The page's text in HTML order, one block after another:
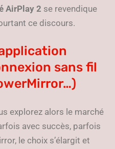
AirPlay 2 se revendique
ce discours.
sans fil
explorez alors le marché
avec succès, parfois
le choix s’élargit et